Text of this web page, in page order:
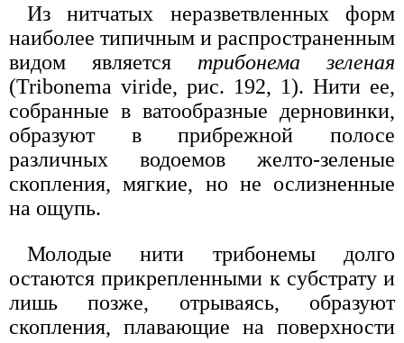
Из нитчатых неразветвленных форм
наиболее типичным и распространенным
видом является трибонема зеленая
(Tribonema viride, рис. 192, 1). Нити ее,
собранные в ватообразные дерновинки,
образуют в прибрежной полосе
различных водоемов желто-зеленые
скопления, мягкие, но не ослизненные
на ощупь.
Молодые нити трибонемы долго
остаются прикрепленными к субстрату и
лишь позже, отрываясь, образуют
скопления, плавающие на поверхности